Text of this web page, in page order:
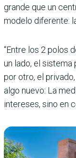
grande que un
modelo diferente:
“Entre los 2 polos
un lado, el
por otro, el
algo nuevo: La
intereses, sino en